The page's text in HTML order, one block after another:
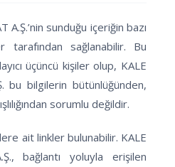
A.Ş.’nin sunduğu içeriğin bazı
tarafından sağlanabilir. Bu
üçüncü kişiler olup, KALE
bu bilgilerin bütünlüğünden,
sorumlu değildir.
ait linkler bulunabilir. KALE
bağlantı yoluyla erişilen